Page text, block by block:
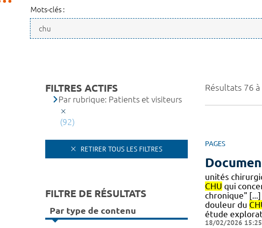
Mots-clés :
Résultats 76
PAGES
unités
CHU qui
chronique"
douleur du
étude
18/02/2026 15:25
FILTRES ACTIFS
Par rubrique: Patients et visiteurs
(92)
RETIRER TOUS LES FILTRES
FILTRE DE RÉSULTATS
Par type de contenu